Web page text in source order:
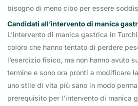
bisogno di meno cibo per essere
Candidati all’intervento di manica
L’intervento di manica gastrica in
coloro che hanno tentato di perdere
l’esercizio fisico, ma non hanno avuto
termine e sono ora pronti a modificare
uno stile di vita più sano in modo
prerequisito per l’intervento di manica